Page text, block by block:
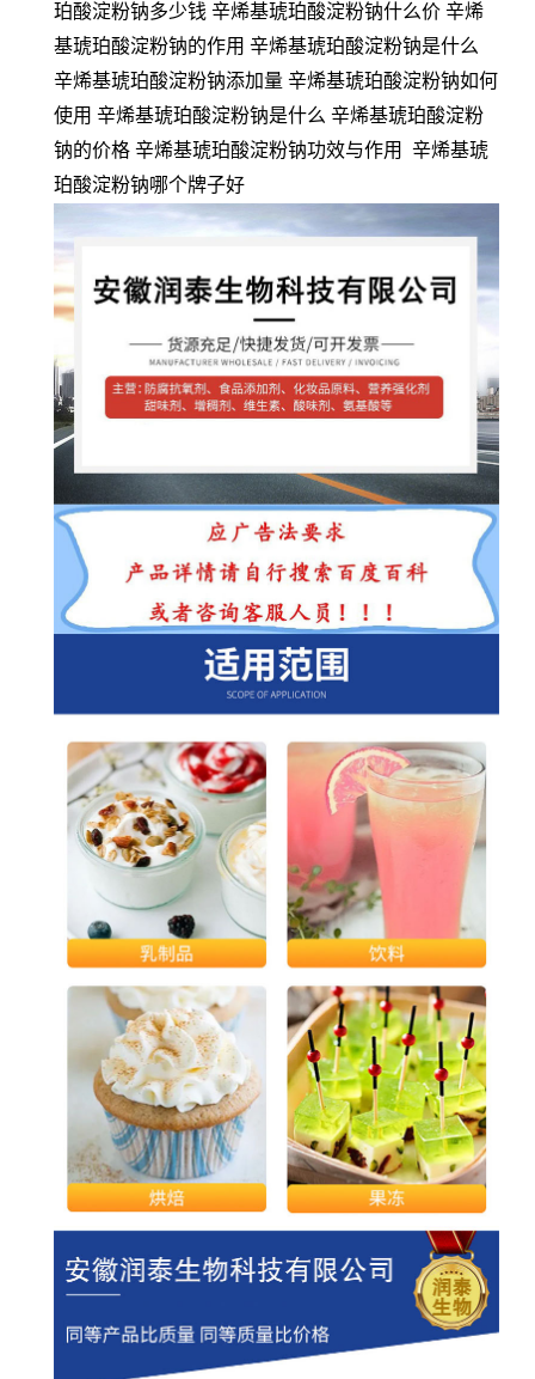
珀酸淀粉钠多少钱 辛烯基琥珀酸淀粉钠什么价 辛烯
基琥珀酸淀粉钠的作用 辛烯基琥珀酸淀粉钠是什么
辛烯基琥珀酸淀粉钠添加量 辛烯基琥珀酸淀粉钠如何
使用 辛烯基琥珀酸淀粉钠是什么 辛烯基琥珀酸淀粉
钠的价格 辛烯基琥珀酸淀粉钠功效与作用 辛烯基琥
珀酸淀粉钠哪个牌子好